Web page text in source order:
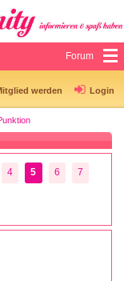
Forum
werden Login
4 5 6 7